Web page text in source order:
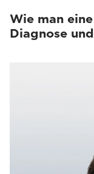
Wie man
Diagnose